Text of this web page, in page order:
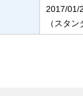
2017/01/
（スタ